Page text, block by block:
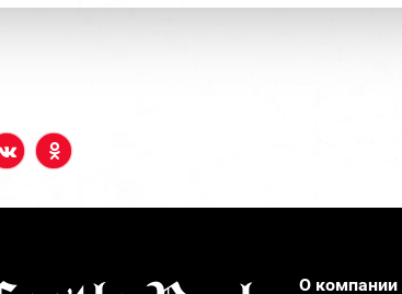
О компании